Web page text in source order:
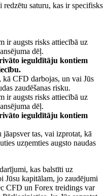
saturu, kas ir specifisks
ir augsts risks attiecībā uz
dēļ.
ieguldītāju kontiem
kā CFD darbojas, un vai Jūs
zaudēšanas risku.
ir augsts risks attiecībā uz
dēļ.
ieguldītāju kontiem
tas, vai izprotat, kā
uzņemties augsto naudas
kas balstīti uz
Jūsu kapitālam, jo zaudējumi
CFD un Forex treidings var